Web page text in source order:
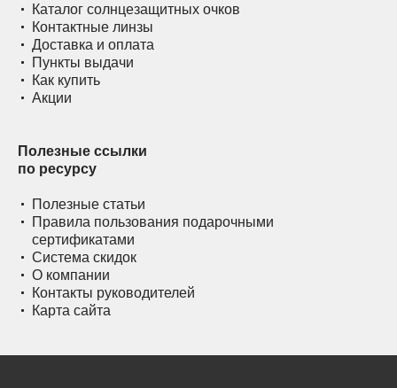
Каталог солнцезащитных очков
Контактные линзы
Доставка и оплата
Пункты выдачи
Как купить
Акции
Полезные ссылки
по ресурсу
Полезные статьи
Правила пользования подарочными
сертификатами
Система скидок
О компании
Контакты руководителей
Карта сайта